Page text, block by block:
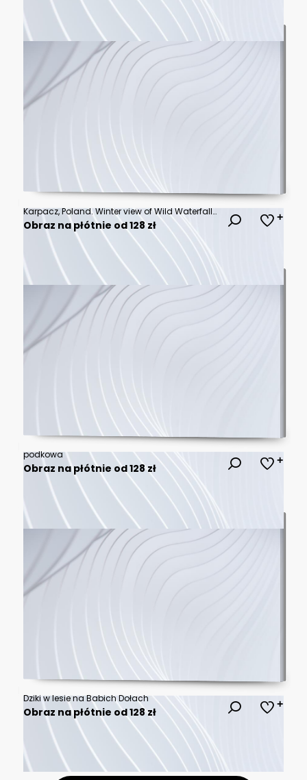
Karpacz, Poland. Winter view of Wild Waterfall (Dziki Wodospad)
Obraz na płótnie od 128 zł
podkowa
Obraz na płótnie od 128 zł
Dziki w lesie na Babich Dołach
Obraz na płótnie od 128 zł